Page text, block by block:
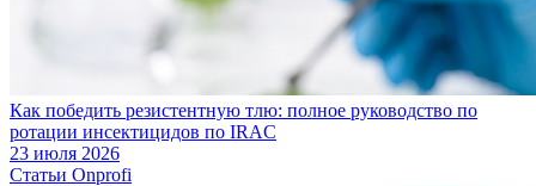
Как победить резистентную тлю: полное руководство по
ротации инсектицидов по IRAC
23 июля 2026
Статьи Onprofi